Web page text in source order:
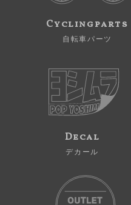
Cyclingparts
自転車パーツ
Decal
デカール